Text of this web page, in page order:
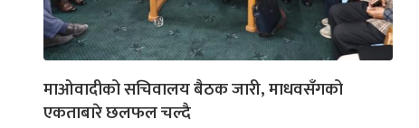
माओवादीको सचिवालय बैठक जारी, माधवसँगको
एकताबारे छलफल चल्दै